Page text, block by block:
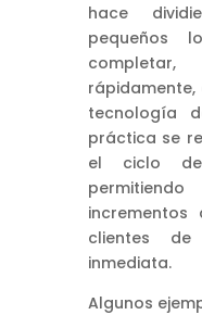
hace
pequeños
tecnología
práctica se
el ciclo
clientes
inmediata.
Algunos